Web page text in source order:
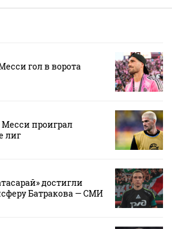
гол в ворота
проиграл
лиг
достигли
Батракова — СМИ